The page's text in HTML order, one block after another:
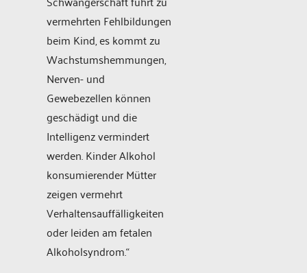
vermehrten Fehlbildungen
beim Kind, es kommt zu
Wachstumshemmungen,
Nerven- und
Gewebezellen können
geschädigt und die
Intelligenz vermindert
werden. Kinder Alkohol
konsumierender Mütter
zeigen vermehrt
Verhaltensauffälligkeiten
oder leiden am fetalen
Alkoholsyndrom.“